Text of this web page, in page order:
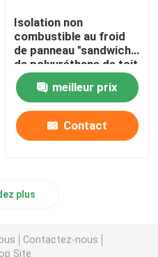
Isolation non
combustible au froid
de panneau "sandwich"
de polyuréthane de toit
de pièce d'entreposage
meilleur prix
Contact
plus
Contactez-nous
Site